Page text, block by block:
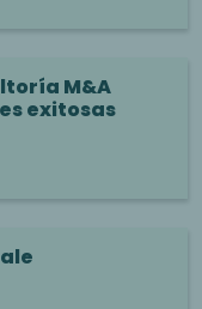
M&A
exitosas